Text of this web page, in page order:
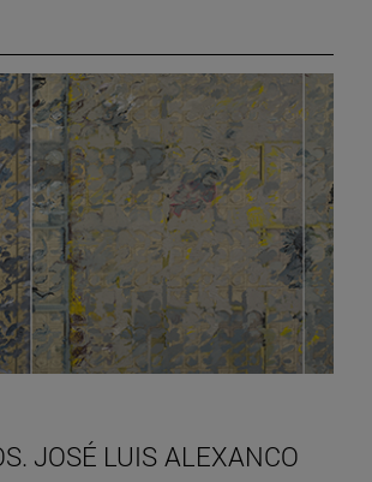
JOSÉ LUIS ALEXANCO